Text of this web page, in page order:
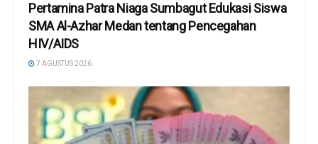
Pertamina Patra Niaga Sumbagut Edukasi Siswa
SMA Al-Azhar Medan tentang Pencegahan
HIV/AIDS
7 AGUSTUS 2026